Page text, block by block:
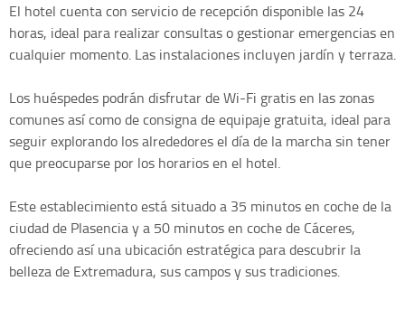
El hotel cuenta con servicio de recepción disponible las 24
horas, ideal para realizar consultas o gestionar emergencias en
cualquier momento. Las instalaciones incluyen jardín y terraza.
Los huéspedes podrán disfrutar de Wi-Fi gratis en las zonas
comunes así como de consigna de equipaje gratuita, ideal para
seguir explorando los alrededores el día de la marcha sin tener
que preocuparse por los horarios en el hotel.
Este establecimiento está situado a 35 minutos en coche de la
ciudad de Plasencia y a 50 minutos en coche de Cáceres,
ofreciendo así una ubicación estratégica para descubrir la
belleza de Extremadura, sus campos y sus tradiciones.